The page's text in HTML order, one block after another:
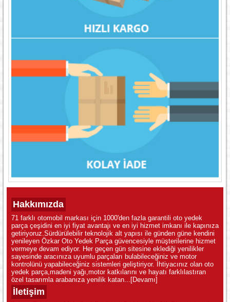
Hakkımızda
71 farklı otomobil markası için 1000'den fazla garantili oto yedek
parça çeşidini en iyi fiyat avantajı ve en iyi hizmet imkanı ile kapınıza
getiriyoruz.Sürdürülebilir teknolojik alt yapısı ile günden güne kendini
yenileyen Özkar Oto Yedek Parça güvencesiyle müşterilerine hizmet
vermeye devam ediyor. Her geçen gün sitesine eklediği yenilikler
sayesinde aracınıza uyumlu parçaları bulabileceğiniz ve motor
kontrolünü yapabileceğiniz sistemleri geliştiriyor. İhtiyacınız olan oto
yedek parça,madeni yağı,motor katkılarını ve hayatı farklılastıran
özel tasarımla arabanıza yenilik katan... [Devamı]
İletişim